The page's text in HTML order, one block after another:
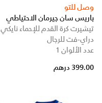
وصل للتو
باريس سان جيرمان الاحتياطي
تيشيرت كرة القدم للإحماء نايكي
دراي-فت للرجال
عدد الألوان 1
399.00 درهم